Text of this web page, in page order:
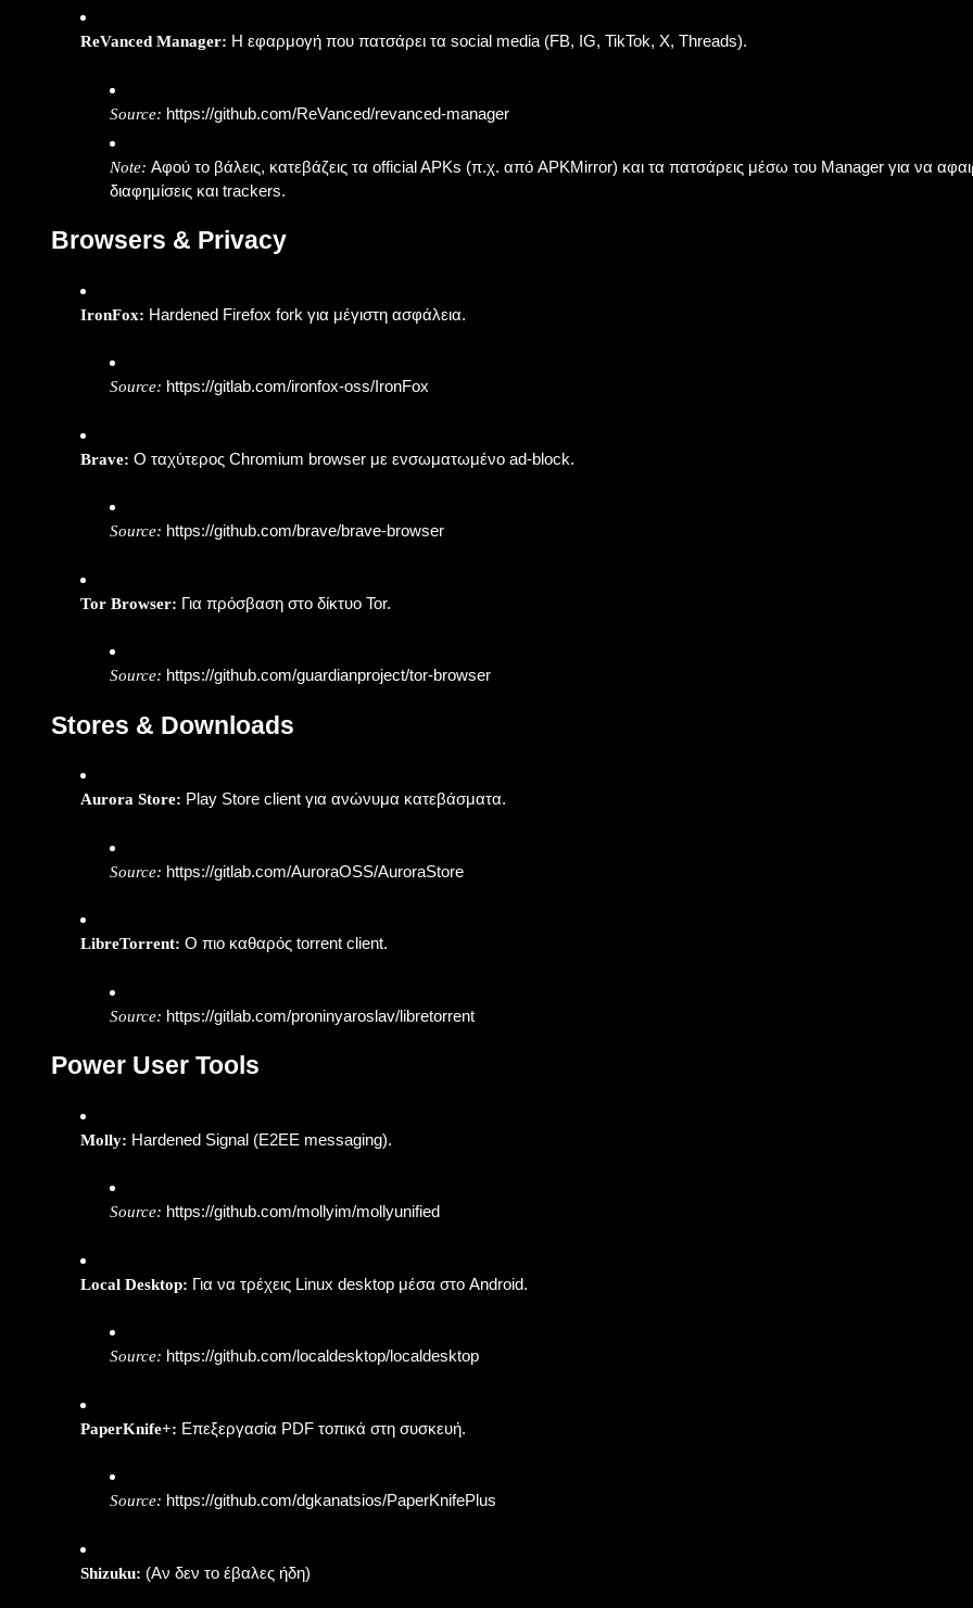
ReVanced Manager: Η εφαρμογή που πατσάρει τα social media (FB, IG, TikTok, X, Threads).
Source: https://github.com/ReVanced/revanced-manager
Note: Αφού το βάλεις, κατεβάζεις τα official APKs (π.χ. από APKMirror) και τα πατσάρεις μέσω του Manager για να
διαφημίσεις και trackers.
Browsers & Privacy
IronFox: Hardened Firefox fork για μέγιστη ασφάλεια.
Source: https://gitlab.com/ironfox-oss/IronFox
Brave: Ο ταχύτερος Chromium browser με ενσωματωμένο ad-block.
Source: https://github.com/brave/brave-browser
Tor Browser: Για πρόσβαση στο δίκτυο Tor.
Source: https://github.com/guardianproject/tor-browser
Stores & Downloads
Aurora Store: Play Store client για ανώνυμα κατεβάσματα.
Source: https://gitlab.com/AuroraOSS/AuroraStore
LibreTorrent: Ο πιο καθαρός torrent client.
Source: https://gitlab.com/proninyaroslav/libretorrent
Power User Tools
Molly: Hardened Signal (E2EE messaging).
Source: https://github.com/mollyim/mollyunified
Local Desktop: Για να τρέχεις Linux desktop μέσα στο Android.
Source: https://github.com/localdesktop/localdesktop
PaperKnife+: Επεξεργασία PDF τοπικά στη συσκευή.
Source: https://github.com/dgkanatsios/PaperKnifePlus
Shizuku: (Αν δεν το έβαλες ήδη)